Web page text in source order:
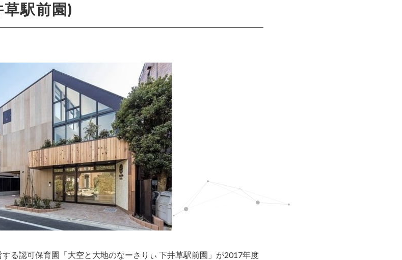
駅前園)
る認可保育園「大空と大地のなーさりぃ 下井草駅前園」が2017年度